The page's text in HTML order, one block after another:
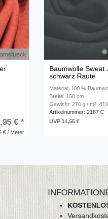
€ / Meter
€ *
Baumwolle Sweat
schwarz Raute
Material: 100 %
Breite: 150 cm
Gewicht: 270 g / m²;
Artikelnummer: 2187 C
UVP 14,55 €